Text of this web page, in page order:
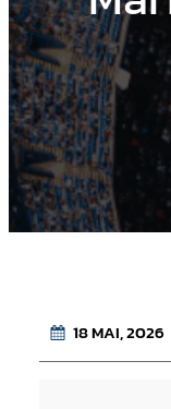
18 MAI, 2026